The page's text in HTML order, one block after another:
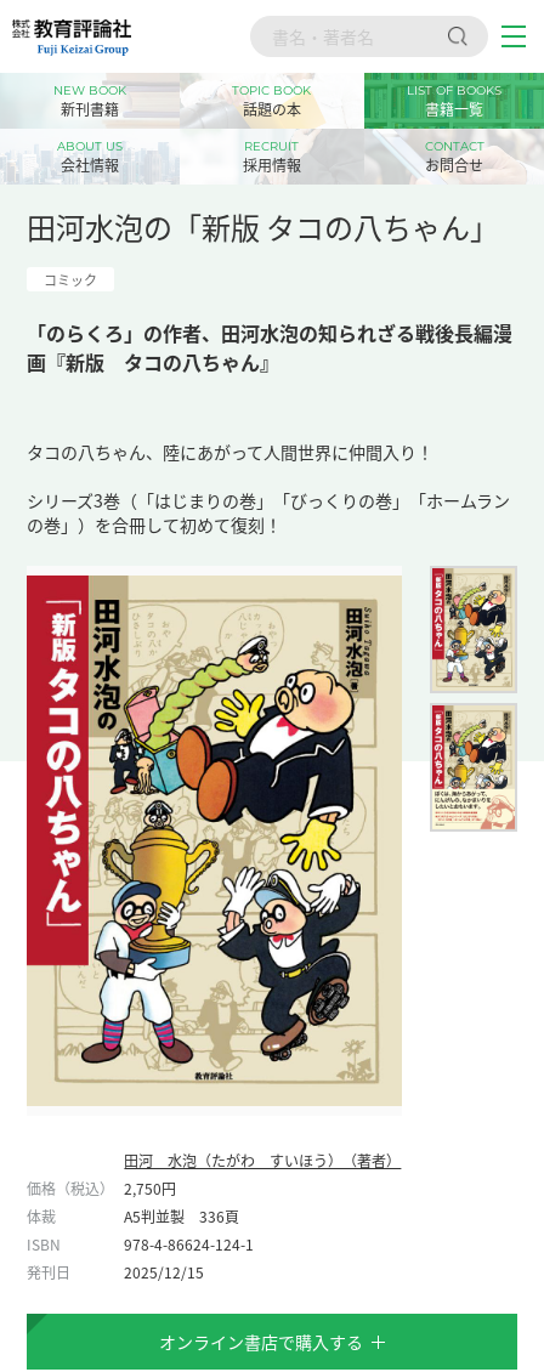
トップ
新刊書籍
採用情報
NEW BOOK
新刊書籍
TOPIC BOOK
話題の本
LIST OF BOOKS
書籍一覧
ABOUT US
会社情報
RECRUIT
採用情報
CONTACT
お問合せ
田河水泡の「新版 タコの八ちゃん」
コミック
「のらくろ」の作者、田河水泡の知られざる戦後長編漫
画『新版 タコの八ちゃん』
タコの八ちゃん、陸にあがって人間世界に仲間入り！
シリーズ3巻（「はじまりの巻」「びっくりの巻」「ホームラン
の巻」）を合冊して初めて復刻！
田河 水泡（たがわ すいほう）（著者）
価格（税込）
2,750円
体裁
A5判並製 336頁
ISBN
978-4-86624-124-1
発刊日
2025/12/15
オンライン書店で購入する